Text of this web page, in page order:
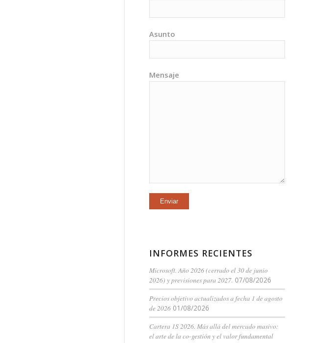
Asunto
Mensaje
INFORMES RECIENTES
Microsoft. Año 2026 (cerrado el 30 de junio
2026) y previsiones para 2027. 07/08/2026
Precios objetivo actualizados a fecha 1 de agosto
de 2026 01/08/2026
Cartera 1S 2026. Más allá del mercado masivo:
el arte de la co-gestión y el valor fundamental